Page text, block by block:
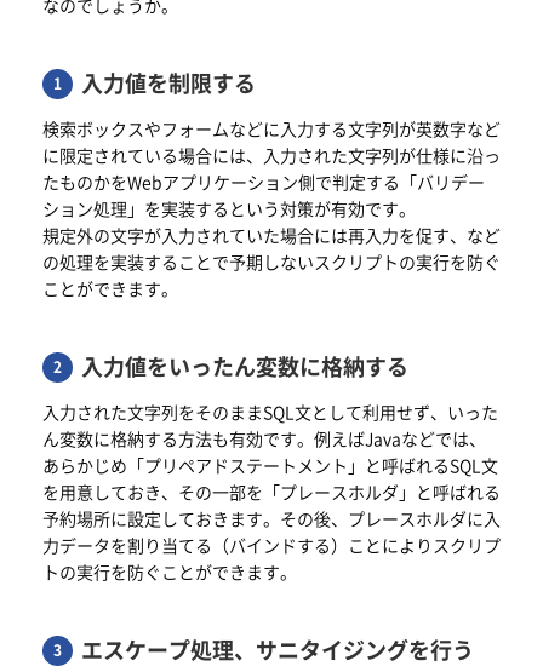
入力値を制限する
検索ボックスやフォームなどに入力する文字列が英数字など
に限定されている場合には、入力された文字列が仕様に沿っ
たものかをWebアプリケーション側で判定する「バリデー
ション処理」を実装するという対策が有効です。
規定外の文字が入力されていた場合には再入力を促す、など
の処理を実装することで予期しないスクリプトの実行を防ぐ
ことができます。
入力値をいったん変数に格納する
入力された文字列をそのままSQL文として利用せず、いった
ん変数に格納する方法も有効です。例えばJavaなどでは、
あらかじめ「プリペアドステートメント」と呼ばれるSQL文
を用意しておき、その一部を「プレースホルダ」と呼ばれる
予約場所に設定しておきます。その後、プレースホルダに入
力データを割り当てる（バインドする）ことによりスクリプ
トの実行を防ぐことができます。
エスケープ処理、サニタイジングを行う